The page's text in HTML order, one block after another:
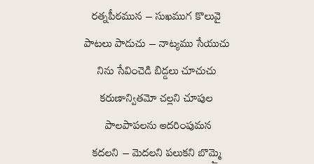
రత్నపీఠమున – సుఖముగ కొలువై
పాటలు పాడుచు – నాట్యము సేయుచు
నిను సేవించెడి బిడ్డలు చూచుచు
కరుణాన్వితమో చల్లని చూపుల
పాలపాపలను ఆదరింపుమన
కదలని – మెదలని పలుకని బొమ్మై